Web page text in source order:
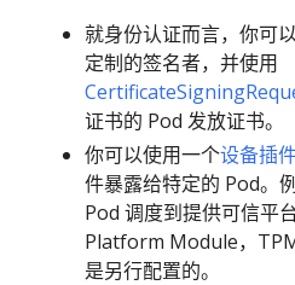
就身份认证而言，你可
定制的签名者，并使用
证书的 Pod 发放证书。
你可以使用一个设备插
件暴露给特定的 Pod。
Pod 调度到提供可信平
Platform Module，
是另行配置的。